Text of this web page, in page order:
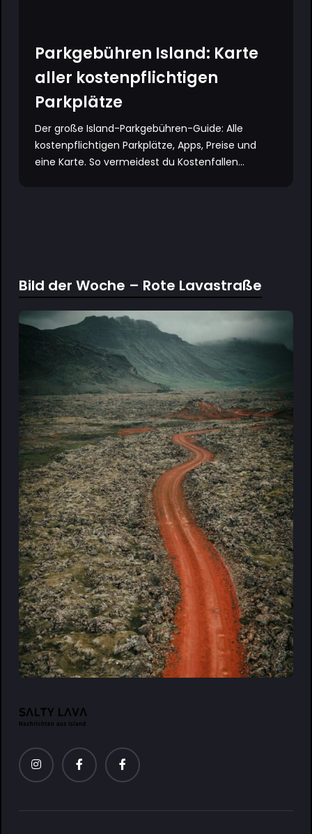
Parkgebühren Island: Karte
aller kostenpflichtigen
Parkplätze
Der große Island-Parkgebühren-Guide: Alle
kostenpflichtigen Parkplätze, Apps, Preise und
eine Karte. So vermeidest du Kostenfallen...
Bild der Woche – Rote Lavastraße